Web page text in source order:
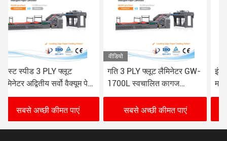
वीडियो
गति 3 PLY फ्लूट लैमिनेटर GW-
1700L स्वचालित कागज
लैमिनेटिंग मशीन 16000 शीट/
घंटा सबसे अच्छी कीमत पाएं
इंटेलिजेंट 3 PLY फ्लूट लैमिनेटर
मशीन स्पीड पेपर लैमिनेटिंग
Fengchi GW-1700L
सबसे अच्छी कीमत पाएं